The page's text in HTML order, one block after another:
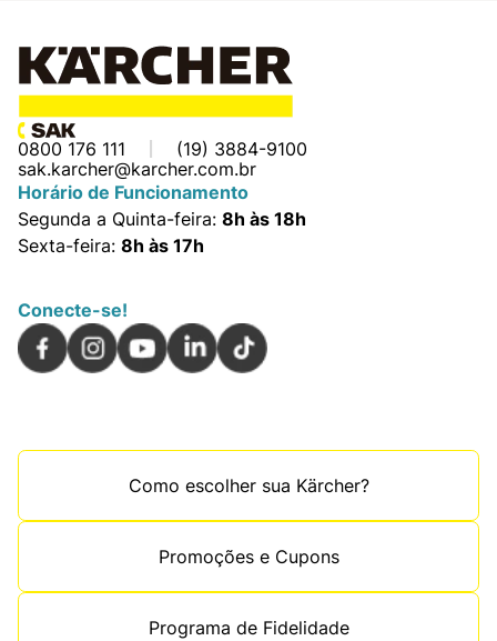
0800 176 111
(19) 3884-9100
sak.karcher@karcher.com.br
Horário de Funcionamento
Segunda a Quinta-feira: 8h às 18h
Sexta-feira: 8h às 17h
Conecte-se!
Como escolher sua Kärcher?
Promoções e Cupons
Programa de Fidelidade